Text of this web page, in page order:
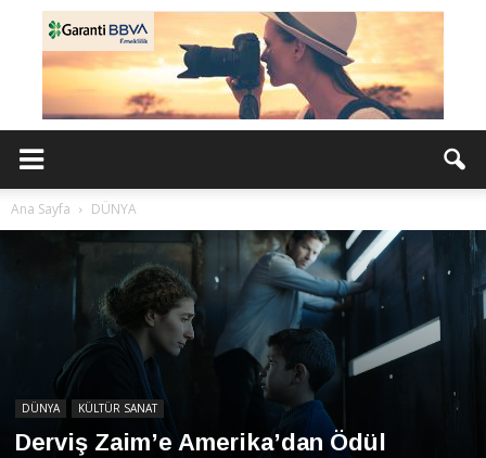
Ana Sayfa DÜNYA
DÜNYA KÜLTÜR SANAT
Derviş Zaim’e Amerika’dan Ödül